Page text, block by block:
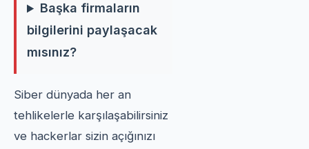
Başka firmaların
bilgilerini paylaşacak
mısınız?
Siber dünyada her an
tehlikelerle karşılaşabilirsiniz
ve hackerlar sizin açığınızı